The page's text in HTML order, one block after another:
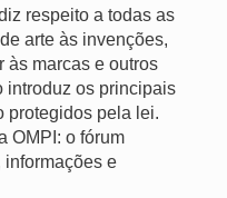
respeito a todas as
arte às invenções,
às marcas e outros
introduz os principais
protegidos pela lei.
OMPI: o fórum
informações e